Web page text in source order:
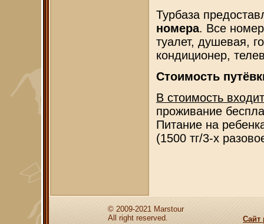
Турбаза
номера. Все
туалет, душевая,
кондиционер,
Стоимость
В стоимость
проживание
Питание на
(1500 тг/3-х
© 2009-2021 Marstour
All right reserved.
Сайт